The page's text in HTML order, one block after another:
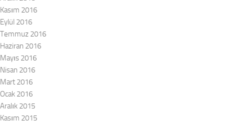
Kasım 2016
Eylül 2016
Temmuz 2016
Haziran 2016
Mayıs 2016
Nisan 2016
Mart 2016
Ocak 2016
Aralık 2015
Kasım 2015